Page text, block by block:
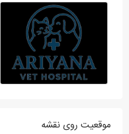
موقعیت روی نقشه